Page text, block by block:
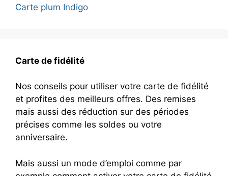
Carte plum Indigo
Carte de fidélité
Nos conseils pour utiliser votre carte de fidélité
et profites des meilleurs offres. Des remises
mais aussi des réduction sur des périodes
précises comme les soldes ou votre
anniversaire.
Mais aussi un mode d’emploi comme par